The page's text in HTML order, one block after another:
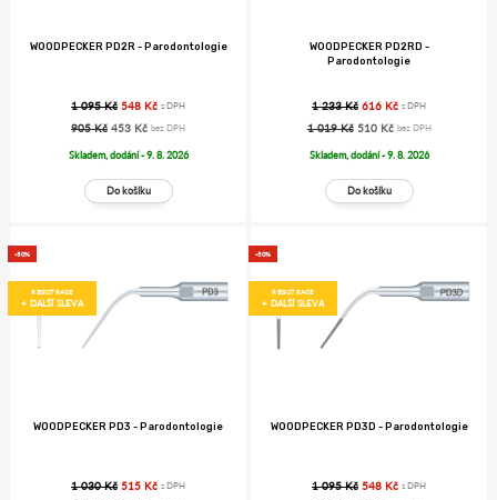
WOODPECKER PD2R - Parodontologie
1 095 Kč 548 Kč s DPH
905 Kč 453 Kč bez DPH
Skladem, dodání - 9. 8. 2026
WOODPECKER PD2RD -
Parodontologie
1 233 Kč 616 Kč s DPH
1 019 Kč 510 Kč bez DPH
Skladem, dodání - 9. 8. 2026
-50%
REGISTRACE
+ DALŠÍ SLEVA
WOODPECKER PD3 - Parodontologie
1 030 Kč 515 Kč s DPH
-50%
REGISTRACE
+ DALŠÍ SLEVA
WOODPECKER PD3D - Parodontologie
1 095 Kč 548 Kč s DPH